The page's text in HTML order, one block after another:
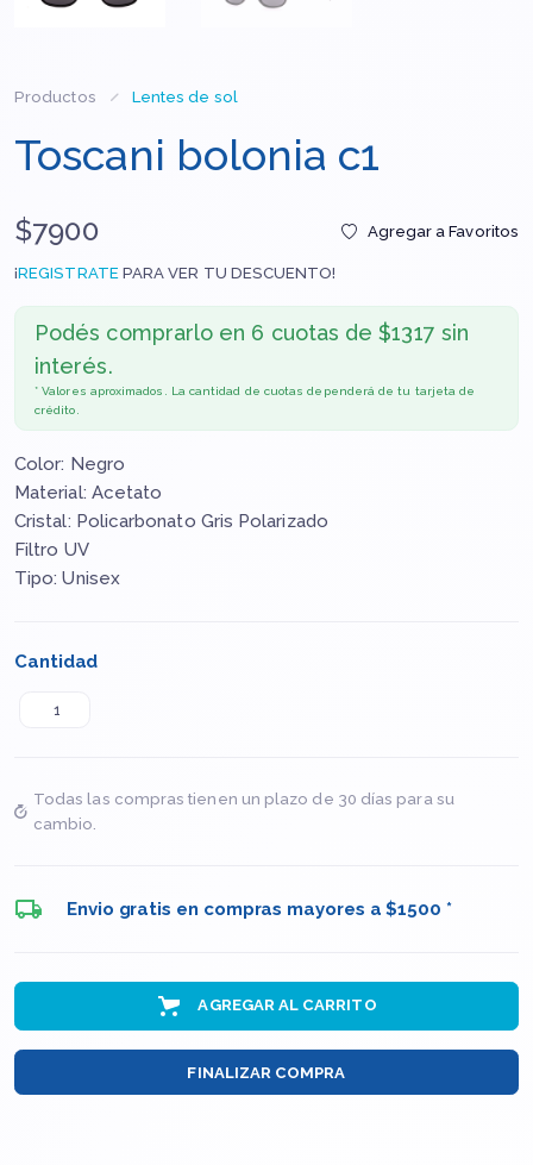
Productos Lentes de sol
Toscani bolonia c1
$7900 Agregar a Favoritos
¡REGISTRATEPARA VER TU DESCUENTO!
Podés comprarlo en 6 cuotas de $1317 sin
interés.
* Valores aproximados. La cantidad de cuotas dependerá de tu tarjeta de
crédito.
Color: Negro
Material: Acetato
Cristal: Policarbonato Gris Polarizado
Filtro UV
Tipo: Unisex
Cantidad
Todas las compras tienen un plazo de 30 días para su
cambio.
Envio gratis en compras mayores a $1500 *
AGREGAR AL CARRITO
FINALIZAR COMPRA